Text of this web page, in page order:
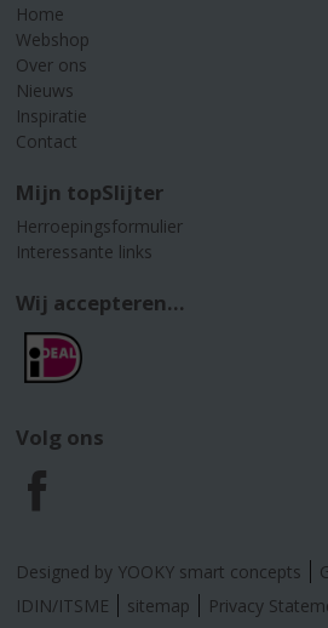
Home
Webshop
Over ons
Nieuws
Inspiratie
Contact
Mijn topSlijter
Herroepingsformulier
Interessante links
Wij accepteren...
Volg ons
F
a
c
Designed by YOOKY smart concepts
IDIN/ITSME
sitemap Privacy